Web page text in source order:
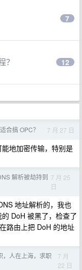
7
？ 12
合搞 OPC？ 7 月 27 日
地加密传输，特别是
解析被劫持到 7 月 25
日
地址解析的，我也
DoH 被黑了，检查了
路由上把 DoH 的地址
，人在上海，求职
7 月
22 日